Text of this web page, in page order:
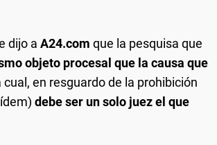
dijo a A24.com que la pesquisa que
objeto procesal que la causa que
cual, en resguardo de la prohibición
debe ser un solo juez el que